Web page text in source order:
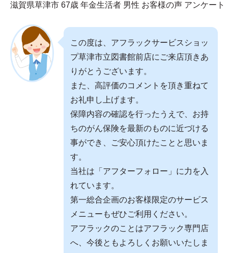
滋賀県草津市 67歳 年金生活者 男性 お客様の声 アンケート
この度は、アフラックサービスショッ
プ草津市立図書館前店にご来店頂きあ
りがとうございます。
また、高評価のコメントを頂き重ねて
お礼申し上げます。
保障内容の確認を行ったうえで、お持
ちのがん保険を最新のものに近づける
事ができ、ご安心頂けたことと思いま
す。
当社は「アフターフォロー」に力を入
れています。
第一総合企画のお客様限定のサービス
メニューもぜひご利用ください。
アフラックのことはアフラック専門店
へ、今後ともよろしくお願いいたしま